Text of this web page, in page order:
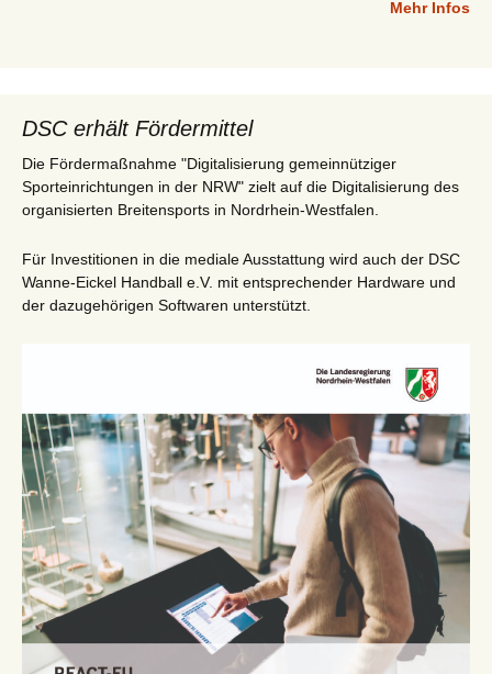
Mehr Infos
DSC erhält Fördermittel
Die Fördermaßnahme "Digitalisierung gemeinnütziger
Sporteinrichtungen in der NRW" zielt auf die Digitalisierung des
organisierten Breitensports in Nordrhein-Westfalen.
Für Investitionen in die mediale Ausstattung wird auch der DSC
Wanne-Eickel Handball e.V. mit entsprechender Hardware und
der dazugehörigen Softwaren unterstützt.